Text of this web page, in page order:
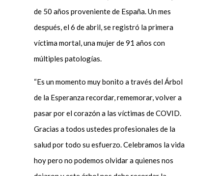
de 50 años proveniente de España. Un mes
después, el 6 de abril, se registró la primera
víctima mortal, una mujer de 91 años con
múltiples patologías.
“Es un momento muy bonito a través del Árbol
de la Esperanza recordar, rememorar, volver a
pasar por el corazón a las víctimas de COVID.
Gracias a todos ustedes profesionales de la
salud por todo su esfuerzo. Celebramos la vida
hoy pero no podemos olvidar a quienes nos